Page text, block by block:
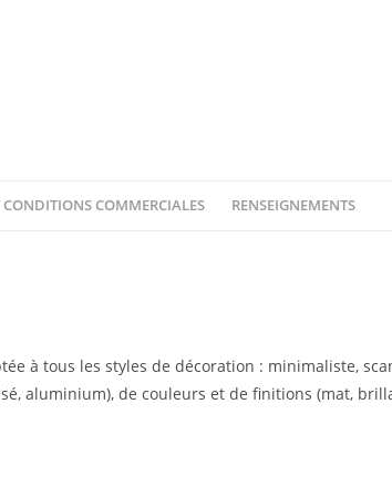
CONDITIONS COMMERCIALES RENSEIGNEMENTS
à tous les styles de décoration : minimaliste,
aluminium), de couleurs et de finitions (mat,